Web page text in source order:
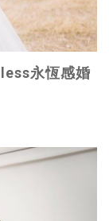
永恆感婚